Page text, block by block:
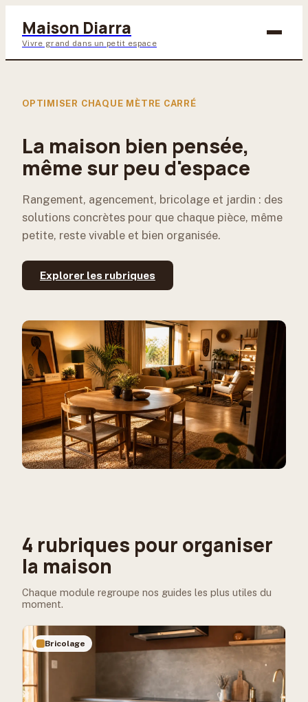
Maison Diarra
Vivre grand dans un petit espace
Jardinage
Lifestyle
OPTIMISER CHAQUE MÈTRE CARRÉ
La maison bien pensée,
même sur peu d'espace
Rangement, agencement, bricolage et jardin : des
solutions concrètes pour que chaque pièce, même
petite, reste vivable et bien organisée.
Explorer les rubriques
4 rubriques pour organiser
la maison
Chaque module regroupe nos guides les plus utiles du
moment.
Bricolage